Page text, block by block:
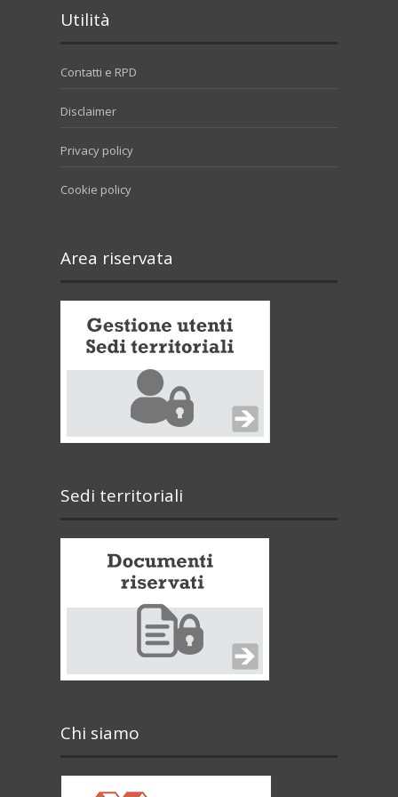
Utilità
Contatti e RPD
Disclaimer
Privacy policy
Cookie policy
Area riservata
Sedi territoriali
Chi siamo